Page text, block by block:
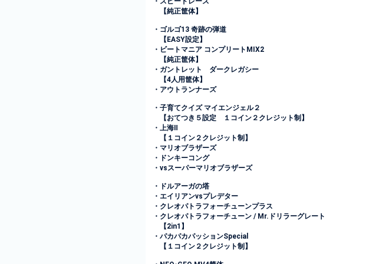
【純正筐体】
・ゴルゴ13 奇跡の弾道
【EASY設定】
・ビートマニア コンプリートMIX2
【純正筐体】
・ガントレット ダークレガシー
【4人用筐体】
・アウトランナーズ
・子育てクイズ マイエンジェル２
【おてつき５設定 １コイン２クレジット制】
・上海Ⅱ
【１コイン２クレジット制】
・マリオブラザーズ
・ドンキーコング
・vsスーパーマリオブラザーズ
・ドルアーガの塔
・エイリアンvsプレデター
・クレオパトラフォーチューンプラス
・クレオパトラフォーチューン / Mr.ドリラーグレート
【2in1】
・パカパカパッションSpecial
【１コイン２クレジット制】